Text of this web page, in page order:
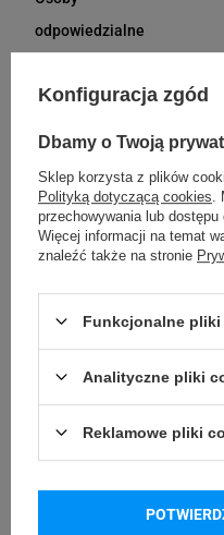
odpowiedzialne
Kompatybilne
Godex RT700
Godex RT730
Godex G530
Kupowane
Konfiguracja zgód
Dbamy o Twoją
Sklep korzysta z plików
Polityką dotyczącą cookies
przechowywania lub dostępu
Więcej informacji na temat
znaleźć także na stronie
Funkcjonalne pliki
Analityczne pliki
Reklamowe pliki